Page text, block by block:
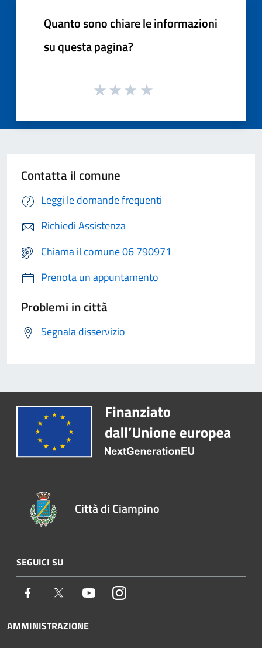
Quanto sono chiare le informazioni
su questa pagina?
Contatta il comune
Leggi le domande frequenti
Richiedi Assistenza
Chiama il comune 06 790971
Prenota un appuntamento
Problemi in città
Segnala disservizio
Città di Ciampino
SEGUICI SU
Facebook Twitter YoutubeInstagram
AMMINISTRAZIONE